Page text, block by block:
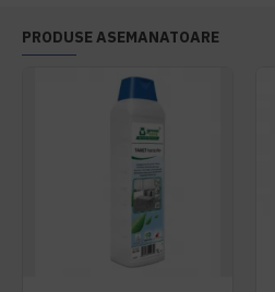
PRODUSE ASEMANATOARE